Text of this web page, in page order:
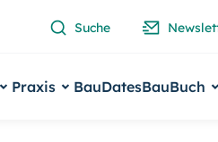
Suche
Praxis BauDatesBauBuch